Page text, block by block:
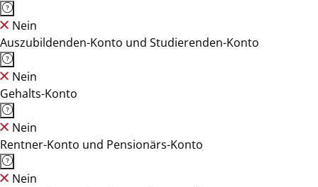
Nein
Auszubildenden-Konto und Studierenden-Konto
Nein
Gehalts-Konto
Nein
Rentner-Konto und Pensionärs-Konto
Nein